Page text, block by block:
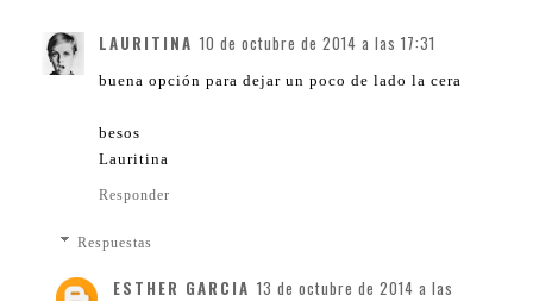
LAURITINA 10 de octubre de 2014 a las 17:31
buena opción para dejar un poco de lado la cera
besos
Lauritina
Responder
Respuestas
ESTHER GARCIA 13 de octubre de 2014 a las